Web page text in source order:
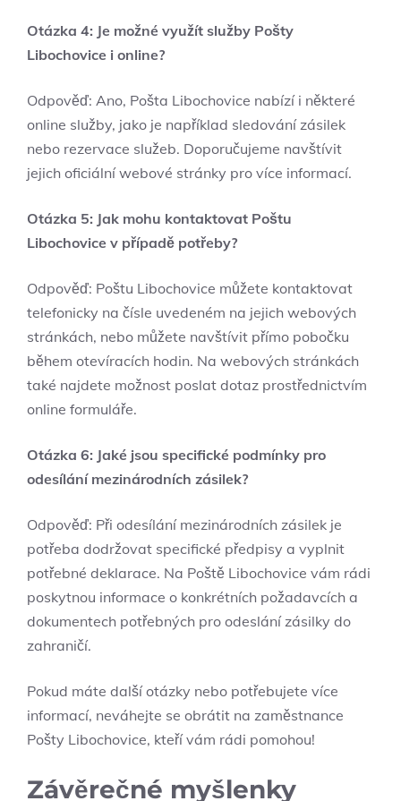
Otázka 4: Je možné využít služby Pošty
Libochovice i online?
Odpověď: Ano, Pošta Libochovice nabízí i některé
online služby, jako je například sledování zásilek
nebo rezervace služeb. Doporučujeme navštívit
jejich oficiální webové stránky pro více informací.
Otázka 5: Jak mohu kontaktovat Poštu
Libochovice v případě potřeby?
Odpověď: Poštu Libochovice můžete kontaktovat
telefonicky na čísle uvedeném na jejich webových
stránkách, nebo můžete navštívit přímo pobočku
během otevíracích hodin. Na webových stránkách
také najdete možnost poslat dotaz prostřednictvím
online formuláře.
Otázka 6: Jaké jsou specifické podmínky pro
odesílání mezinárodních zásilek?
Odpověď: Při odesílání mezinárodních zásilek je
potřeba dodržovat specifické předpisy a vyplnit
potřebné deklarace. Na Poště Libochovice vám rádi
poskytnou informace o konkrétních požadavcích a
dokumentech potřebných pro odeslání zásilky do
zahraničí.
Pokud máte další otázky nebo potřebujete více
informací, neváhejte se obrátit na zaměstnance
Pošty Libochovice, kteří vám rádi pomohou!
Závěrečné myšlenky